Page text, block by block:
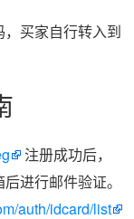
买家自行转入到
注册成功后，
进行邮件验证。
auth/idcard/list